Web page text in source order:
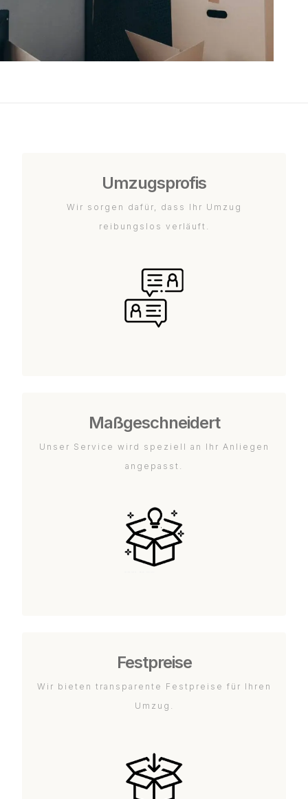
Umzugsprofis
Wir sorgen dafür, dass Ihr Umzug
reibungslos verläuft.
Maßgeschneidert
Unser Service wird speziell an Ihr Anliegen
angepasst.
Festpreise
Wir bieten transparente Festpreise für Ihren
Umzug.